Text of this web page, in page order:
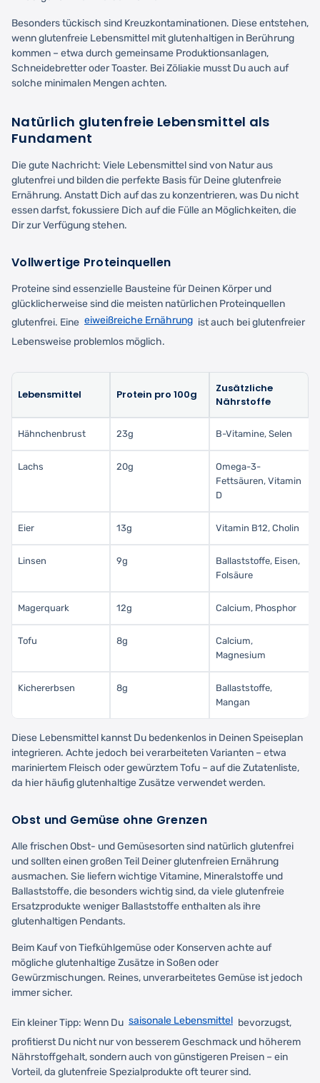
Besonders tückisch sind Kreuzkontaminationen. Diese entstehen,
wenn glutenfreie Lebensmittel mit glutenhaltigen in Berührung
kommen – etwa durch gemeinsame Produktionsanlagen,
Schneidebretter oder Toaster. Bei Zöliakie musst Du auch auf
solche minimalen Mengen achten.
Natürlich glutenfreie Lebensmittel als
Fundament
Die gute Nachricht: Viele Lebensmittel sind von Natur aus
glutenfrei und bilden die perfekte Basis für Deine glutenfreie
Ernährung. Anstatt Dich auf das zu konzentrieren, was Du nicht
essen darfst, fokussiere Dich auf die Fülle an Möglichkeiten, die
Dir zur Verfügung stehen.
Vollwertige Proteinquellen
Proteine sind essenzielle Bausteine für Deinen Körper und
glücklicherweise sind die meisten natürlichen Proteinquellen
glutenfrei. Eine eiweißreiche Ernährung ist auch bei glutenfreier
Lebensweise problemlos möglich.
Lebensmittel Protein pro 100g
Zusätzliche
Nährstoffe
Hähnchenbrust 23g B-Vitamine, Selen
Lachs 20g
Omega-3-
Fettsäuren, Vitamin
D
Eier 13g Vitamin B12, Cholin
Linsen 9g
Ballaststoffe, Eisen,
Folsäure
Magerquark 12g Calcium, Phosphor
Tofu 8g
Calcium,
Magnesium
Kichererbsen 8g
Ballaststoffe,
Mangan
Diese Lebensmittel kannst Du bedenkenlos in Deinen Speiseplan
integrieren. Achte jedoch bei verarbeiteten Varianten – etwa
mariniertem Fleisch oder gewürztem Tofu – auf die Zutatenliste,
da hier häufig glutenhaltige Zusätze verwendet werden.
Obst und Gemüse ohne Grenzen
Alle frischen Obst- und Gemüsesorten sind natürlich glutenfrei
und sollten einen großen Teil Deiner glutenfreien Ernährung
ausmachen. Sie liefern wichtige Vitamine, Mineralstoffe und
Ballaststoffe, die besonders wichtig sind, da viele glutenfreie
Ersatzprodukte weniger Ballaststoffe enthalten als ihre
glutenhaltigen Pendants.
Beim Kauf von Tiefkühlgemüse oder Konserven achte auf
mögliche glutenhaltige Zusätze in Soßen oder
Gewürzmischungen. Reines, unverarbeitetes Gemüse ist jedoch
immer sicher.
Ein kleiner Tipp: Wenn Du saisonale Lebensmittel bevorzugst,
profitierst Du nicht nur von besserem Geschmack und höherem
Nährstoffgehalt, sondern auch von günstigeren Preisen – ein
Vorteil, da glutenfreie Spezialprodukte oft teurer sind.